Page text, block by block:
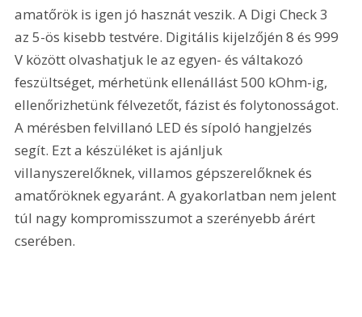
amatőrök is igen jó hasznát veszik. A Digi Check 3
az 5-ös kisebb testvére. Digitális kijelzőjén 8 és 999
V között olvashatjuk le az egyen- és váltakozó
feszültséget, mérhetünk ellenállást 500 kOhm-ig,
ellenőrizhetünk félvezetőt, fázist és folytonosságot.
A mérésben felvillanó LED és sípoló hangjelzés
segít. Ezt a készüléket is ajánljuk
villanyszerelőknek, villamos gépszerelőknek és
amatőröknek egyaránt. A gyakorlatban nem jelent
túl nagy kompromisszumot a szerényebb árért
cserében.